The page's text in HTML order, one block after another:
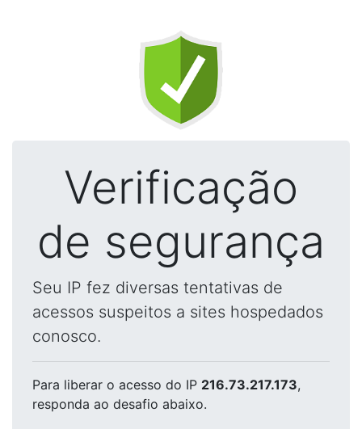
Verificação
de segurança
Seu IP fez diversas tentativas de
acessos suspeitos a sites hospedados
conosco.
Para liberar o acesso do IP 216.73.217.173,
responda ao desafio abaixo.